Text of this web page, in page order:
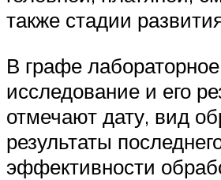
также стадии
В графе лабораторное
исследование и его
отмечают дату, вид
результаты
эффективности